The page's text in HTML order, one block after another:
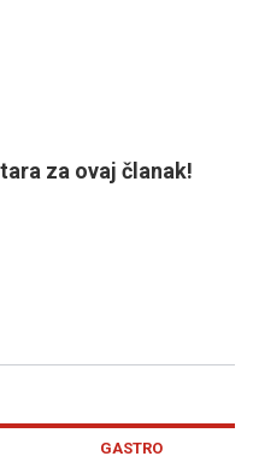
za ovaj članak!